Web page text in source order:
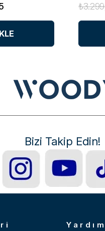
Bizi Takip Edin!
Yardım